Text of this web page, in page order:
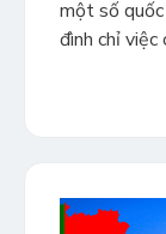
một số
đình chỉ việc
việc gia